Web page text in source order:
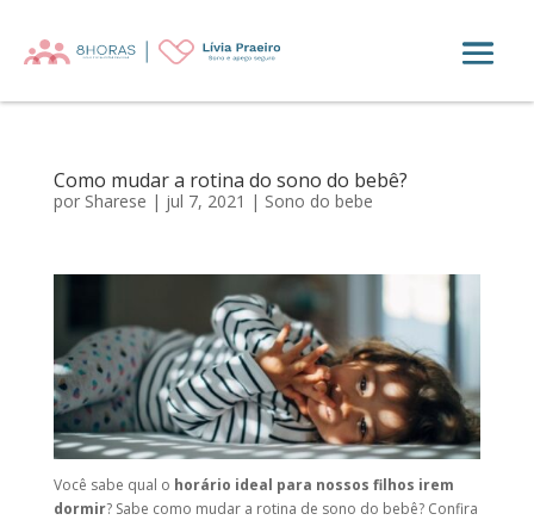
Como mudar a rotina do sono do bebê?
por Sharese | jul 7, 2021 | Sono do bebe
Você sabe qual o horário ideal para nossos filhos irem
dormir? Sabe como mudar a rotina de sono do bebê? Confira